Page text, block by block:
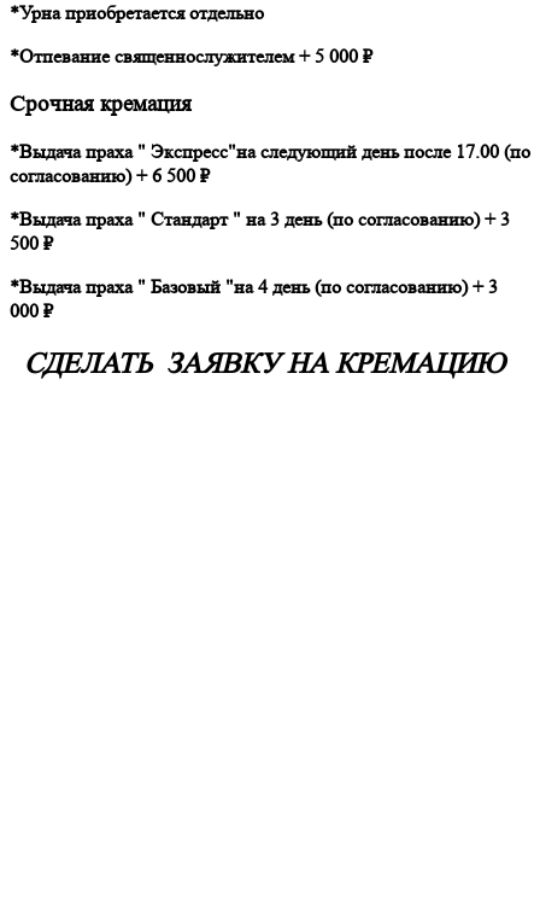
*Урна приобретается отдельно
*Отпевание священнослужителем + 5 000 ₽
Срочная кремация
*Выдача праха " Экспресс"на следующий день после 17.00 (по
согласованию) + 6 500 ₽
*Выдача праха " Стандарт " на 3 день (по согласованию) + 3
500 ₽
*Выдача праха " Базовый "на 4 день (по согласованию) + 3
000 ₽
СДЕЛАТЬ ЗАЯВКУ НА КРЕМАЦИЮ